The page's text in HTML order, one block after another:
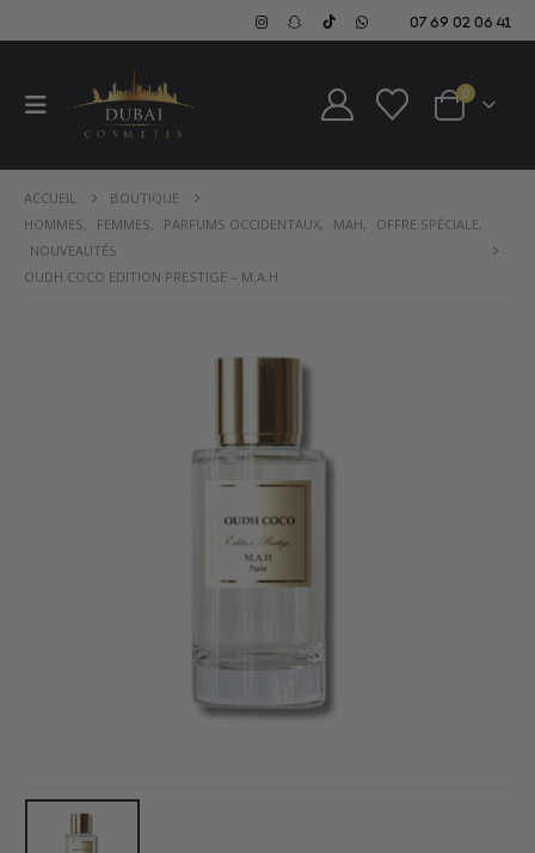
07 69 02 06 41
0
ACCUEIL
BOUTIQUE
HOMMES, FEMMES, PARFUMS OCCIDENTAUX, MAH, OFFRE SPÉCIALE,
NOUVEAUTÉS
OUDH COCO EDITION PRESTIGE – M.A.H